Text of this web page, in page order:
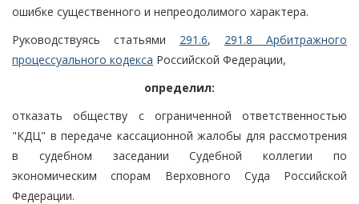
ошибке существенного и непреодолимого характера.
Руководствуясь статьями 291.6, 291.8 Арбитражного
процессуального кодекса Российской Федерации,
определил:
отказать обществу с ограниченной ответственностью
"КДЦ" в передаче кассационной жалобы для рассмотрения
в судебном заседании Судебной коллегии по
экономическим спорам Верховного Суда Российской
Федерации.